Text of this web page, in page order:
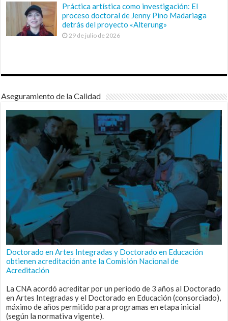
Práctica artística como investigación: El
proceso doctoral de Jenny Pino Madariaga
detrás del proyecto «Alterung»
29 de julio de 2026
Aseguramiento de la Calidad
Doctorado en Artes Integradas y Doctorado en Educación
obtienen acreditación ante la Comisión Nacional de
Acreditación
La CNA acordó acreditar por un periodo de 3 años al Doctorado
en Artes Integradas y el Doctorado en Educación (consorciado),
máximo de años permitido para programas en etapa inicial
(según la normativa vigente).